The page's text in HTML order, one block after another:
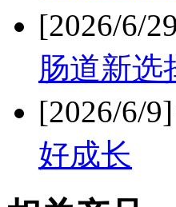
[2026/6/
肠道新选
[2026/6/9]
好成长